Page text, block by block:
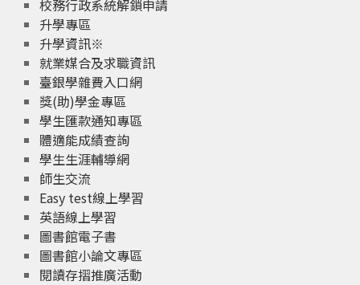
校務行政系統解鎖申請
升學專區
升學資訊※
就業媒合及求職資訊
臺銀學雜費入口網
獎(助)學金專區
學生匯款通知專區
體適能成績查詢
學生生涯輔導網
師生交流
Easy test線上學習
英語線上學習
圖書館電子書
圖書館小論文專區
閱讀存摺推廣活動